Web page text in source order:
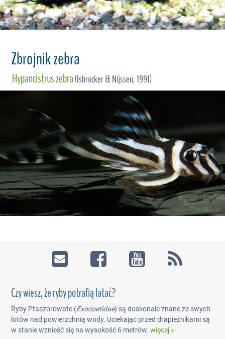
Zbrojnik zebra
Hypancistrus zebra(Isbrücker & Nijssen, 1991)
Czy wiesz, że ryby potrafią latać?
Ryby Ptaszorowate (Exocoetidae) są doskonale znane ze swych
lotów nad powierzchnią wody. Uciekając przed drapieżnikami są
w stanie wznieść się na wysokość 6 metrów.więcej »